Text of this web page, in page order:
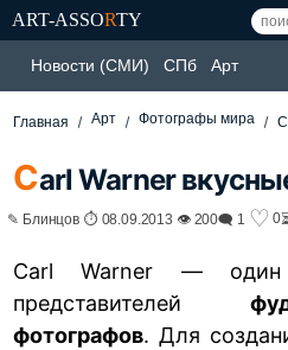
ART-ASSORTY
Новости (СМИ) СПб Арт
Главная Арт Фотографы мира
Carl Warner
✎ Блинцов ⏱ 08.09.2013 👁 200🗨 1 ♡ 0
Carl Warner —
представителей
фотографов. Для